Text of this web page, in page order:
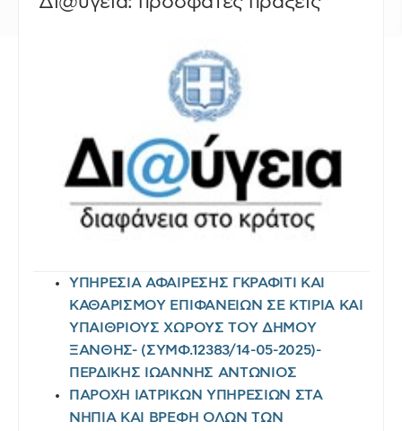
ΥΠΗΡΕΣΙΑ ΑΦΑΙΡΕΣΗΣ ΓΚΡΑΦΙΤΙ ΚΑΙ
ΚΑΘΑΡΙΣΜΟΥ ΕΠΙΦΑΝΕΙΩΝ ΣΕ ΚΤΙΡΙΑ ΚΑΙ
ΥΠΑΙΘΡΙΟΥΣ ΧΩΡΟΥΣ ΤΟΥ ΔΗΜΟΥ
ΞΑΝΘΗΣ- (ΣΥΜΦ.12383/14-05-2025)-
ΠΕΡΔΙΚΗΣ ΙΩΑΝΝΗΣ ΑΝΤΩΝΙΟΣ
ΠΑΡΟΧΗ ΙΑΤΡΙΚΩΝ ΥΠΗΡΕΣΙΩΝ ΣΤΑ
ΝΗΠΙΑ ΚΑΙ ΒΡΕΦΗ ΟΛΩΝ ΤΩΝ